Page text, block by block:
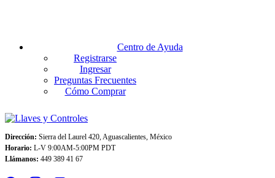
Centro de Ayuda
Registrarse
Ingresar
Preguntas Frecuentes
Cómo Comprar
Dirección: Sierra del Laurel 420, Aguascalientes, México
Horario: L-V 9:00AM-5:00PM PDT
Llámanos: 449 389 41 67